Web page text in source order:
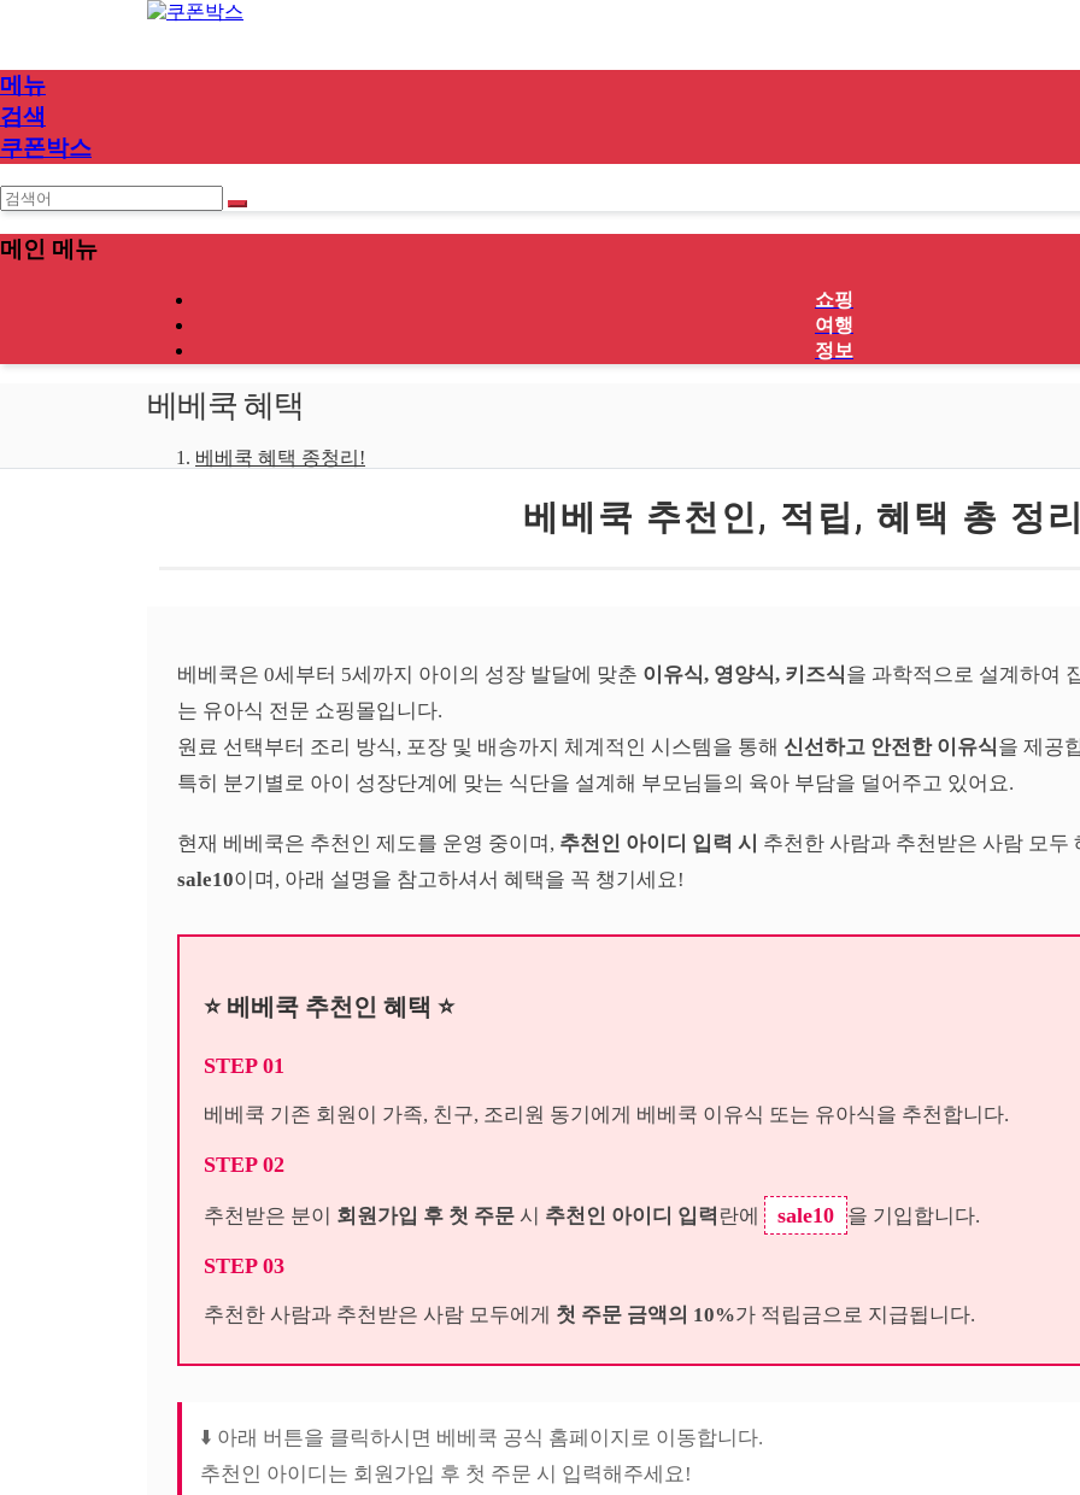
메뉴
검색
쿠폰박스
메인 메뉴
쇼핑
여행
정보
베베쿡 혜택
베베쿡 혜택 종청리!
베베쿡 추천인 , 적립, 혜택 총 정
베베쿡은 0세부터 5세까지 아이의 성장 발달에 맞춘 이유식, 영양식, 키즈식을 과학적으로 설계하여
는 유아식 전문 쇼핑몰입니다.
원료 선택부터 조리 방식, 포장 및 배송까지 체계적인 시스템을 통해 신선하고 안전한 이유식을 제공
특히 분기별로 아이 성장단계에 맞는 식단을 설계해 부모님들의 육아 부담을 덜어주고 있어요.
현재 베베쿡은 추천인 제도를 운영 중이며, 추천인 아이디 입력 시 추천한 사람과 추천받은 사람 모
sale10이며, 아래 설명을 참고하셔서 혜택을 꼭 챙기세요!
⭐ 베베쿡 추천인 혜택 ⭐
STEP 01
베베쿡 기존 회원이 가족, 친구, 조리원 동기에게 베베쿡 이유식 또는 유아식을 추천합니다.
STEP 02
추천받은 분이 회원가입 후 첫 주문 시 추천인 아이디 입력 란에 sale10 을 기입합니다.
STEP 03
추천한 사람과 추천받은 사람 모두에게 첫 주문 금액의 10%가 적립금으로 지급됩니다.
⬇️ 아래 버튼을 클릭하시면 베베쿡 공식 홈페이지로 이동합니다.
추천인 아이디는 회원가입 후 첫 주문 시 입력해주세요!